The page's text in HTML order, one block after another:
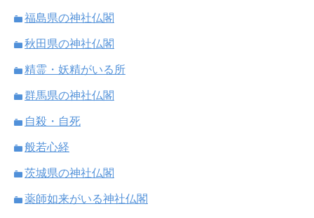
福島県の神社仏閣
秋田県の神社仏閣
精霊・妖精がいる所
群馬県の神社仏閣
自殺・自死
般若心経
茨城県の神社仏閣
薬師如来がいる神社仏閣